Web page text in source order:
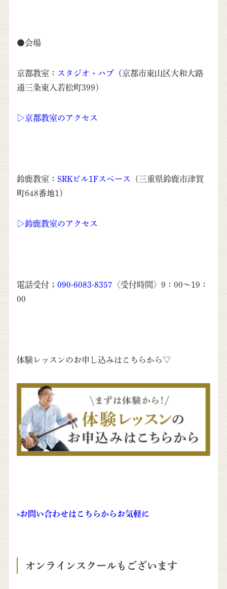
●会場
京都教室： スタジオ・ハブ（京都市東山区大和大路
通三条東入若松町399）
▷京都教室のアクセス
鈴鹿教室： SRKビル1Fスペース
（三重県鈴鹿市津賀
町648番地1）
▷鈴鹿教室のアクセス
電話受付； 090-6083-8357 〈受付時間〉9：00～19：
00
体験レッスンのお申し込みはこちらから▽
»お問い合わせはこちらからお気軽に
オンラインスクールもございます